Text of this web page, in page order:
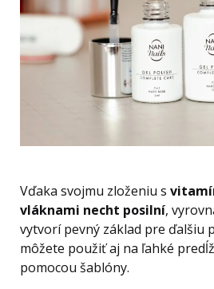
Vďaka svojmu zloženiu s
vláknami necht posilní,
vytvorí pevný základ pre ďalšiu
môžete použiť aj na ľahké
pomocou šablóny.